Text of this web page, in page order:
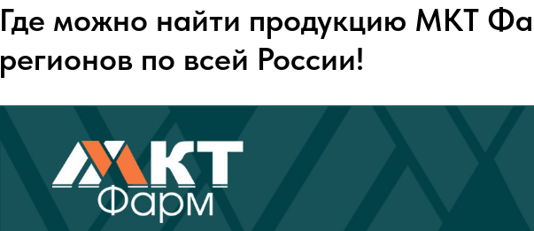
Где можно найти продукцию МКТ
регионов по всей России!